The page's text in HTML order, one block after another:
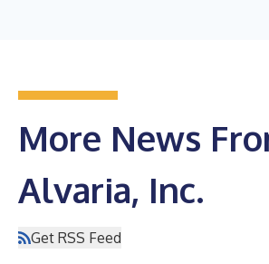
More News
Alvaria, Inc.
Get RSS Feed